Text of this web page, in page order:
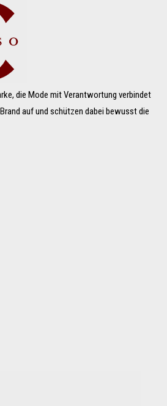
die Mode mit Verantwortung verbindet
auf und schützen dabei bewusst die